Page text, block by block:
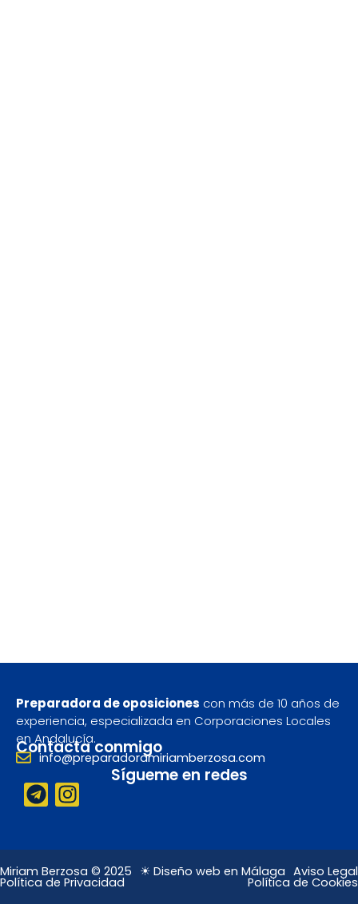
Preparadora de oposiciones con más de 10 años de
experiencia, especializada en Corporaciones Locales
en Andalucía.
Contacta conmigo
info@preparadoramiriamberzosa.com
Sígueme en redes
T
e
e
g
r
I
n
t
a
g
Miriam Berzosa © 2025 ☀ Diseño web en Málaga Aviso Legal
Política de Privacidad Política de Cookies